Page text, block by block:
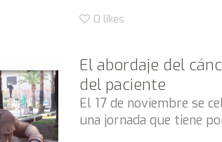
0 likes
El abordaje del
del paciente
El 17 de noviembre se
una jornada que tiene